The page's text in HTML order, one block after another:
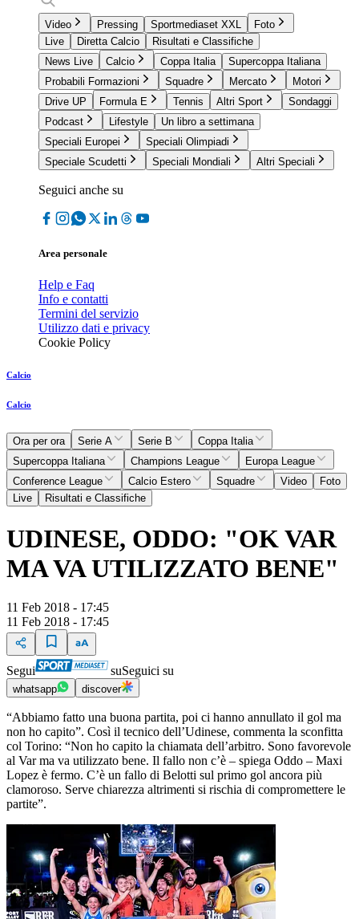
Video Pressing Sportmediaset XXL
Foto
Live
Diretta Calcio
Risultati e Classifiche
News Live
Calcio Coppa Italia
Supercoppa Italiana
Probabili Formazioni
Squadre Mercato
Motori
Drive UP
Formula E Tennis Altri Sport
Sondaggi
Podcast
Lifestyle
Un libro a settimana
Speciali Europei
Speciali Olimpiadi
Speciale Scudetti
Speciali Mondiali Altri Speciali
Seguici anche su
Area personale
Help e Faq
Info e contatti
Termini del servizio
Utilizzo dati e privacy
Cookie Policy
Calcio
Calcio
Ora per ora Serie A Serie B
Coppa Italia
Supercoppa Italiana
Champions League
Europa League
Conference League
Calcio Estero Squadre Video
Foto
Live
Risultati e Classifiche
UDINESE, ODDO: "OK VAR
MA VA UTILIZZATO BENE"
11 Feb 2018 - 17:45
11 Feb 2018 - 17:45
Segui suSeguici su
whatsapp discover
“Abbiamo fatto una buona partita, poi ci hanno annullato il gol ma
non ho capito”. Così il tecnico dell’Udinese, commenta la sconfitta
col Torino: “Non ho capito la chiamata dell’arbitro. Sono favorevole
al Var ma va utilizzato bene. Il fallo non c’è – spiega Oddo – Maxi
Lopez è fermo. C’è un fallo di Belotti sul primo gol ancora più
clamoroso. Serve chiarezza altrimenti si rischia di compromettere le
partite”.